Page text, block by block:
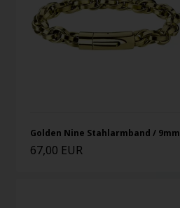
Golden Nine Stahlarmband / 9mm
67,00 EUR